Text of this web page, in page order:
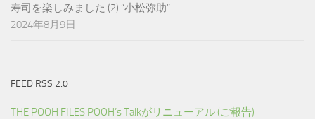
寿司を楽しみました (2) “小松弥助”
2024年8月9日
FEED RSS 2.0
THE POOH FILES POOH’s Talkがリニューアル (ご報告)